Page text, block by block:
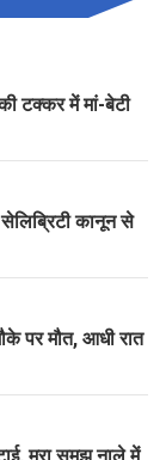
टक्कर में मां-बेटी
कानून से
पर मौत, आधी रात